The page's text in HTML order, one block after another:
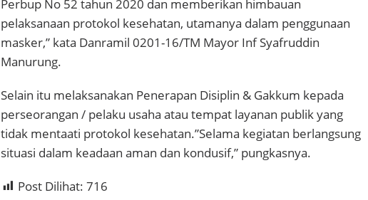
Perbup No 52 tahun 2020 dan memberikan himbauan
pelaksanaan protokol kesehatan, utamanya dalam penggunaan
masker,” kata Danramil 0201-16/TM Mayor Inf Syafruddin
Manurung.
Selain itu melaksanakan Penerapan Disiplin & Gakkum kepada
perseorangan / pelaku usaha atau tempat layanan publik yang
tidak mentaati protokol kesehatan.”Selama kegiatan berlangsung
situasi dalam keadaan aman dan kondusif,” pungkasnya.
Post Dilihat: 716